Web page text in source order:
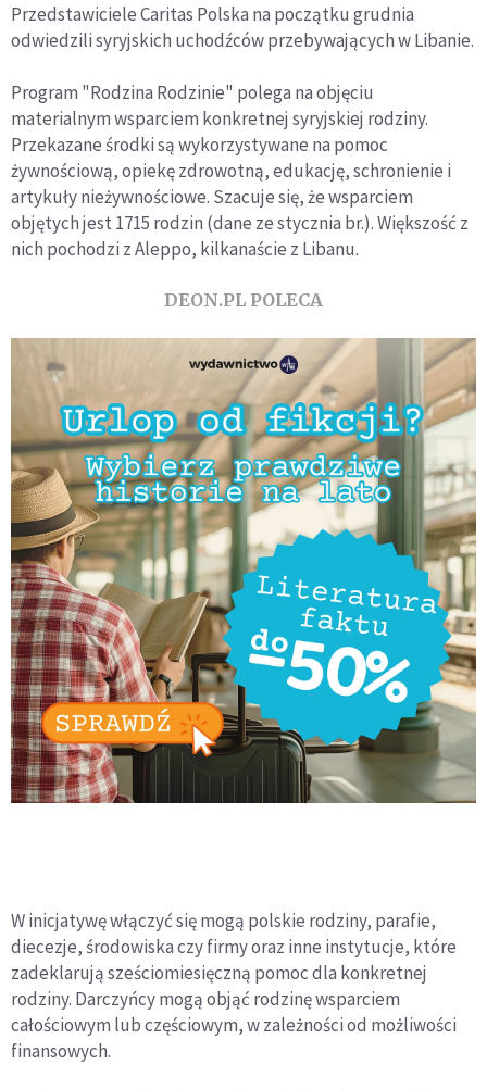
Przedstawiciele Caritas Polska na początku grudnia
odwiedzili syryjskich uchodźców przebywających w Libanie.
Program "Rodzina Rodzinie" polega na objęciu
materialnym wsparciem konkretnej syryjskiej rodziny.
Przekazane środki są wykorzystywane na pomoc
żywnościową, opiekę zdrowotną, edukację, schronienie i
artykuły nieżywnościowe. Szacuje się, że wsparciem
objętych jest 1715 rodzin (dane ze stycznia br.). Większość z
nich pochodzi z Aleppo, kilkanaście z Libanu.
DEON.PL POLECA
W inicjatywę włączyć się mogą polskie rodziny, parafie,
diecezje, środowiska czy firmy oraz inne instytucje, które
zadeklarują sześciomiesięczną pomoc dla konkretnej
rodziny. Darczyńcy mogą objąć rodzinę wsparciem
całościowym lub częściowym, w zależności od możliwości
finansowych.